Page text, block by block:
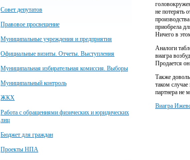
Совет депутатов
Правовое просвещение
Муниципальные учреждения и предприятия
Официальные визиты. Отчеты. Выступления
Муниципальная избирательная комиссия. Выборы
Муниципальный контроль
ЖКХ
Работа с обращениями физических и юридических
лиц
Бюджет для граждан
Проекты НПА
не потерять
приобрела
Ничего в
Аналоги
виагра
Продается
Также
таком
партнера не
Виагра